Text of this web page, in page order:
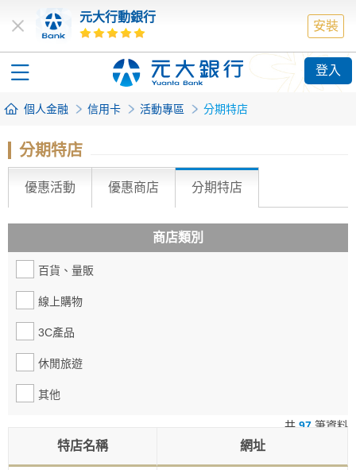
元大行動銀行
安裝
登入
個人金融 信用卡 活動專區 分期特店
分期特店
優惠活動 優惠商店 分期特店
商店類別
百貨、量販
線上購物
3C產品
休閒旅遊
其他
共 97 筆資料
特店名稱 網址